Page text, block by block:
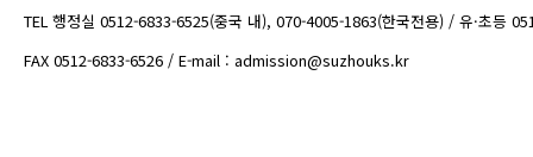
TEL 행정실 0512-6833-6525(중국 내), 070-4005-1863(한국전용) / 유·초등
FAX 0512-6833-6526 / E-mail : admission@suzhouks.kr